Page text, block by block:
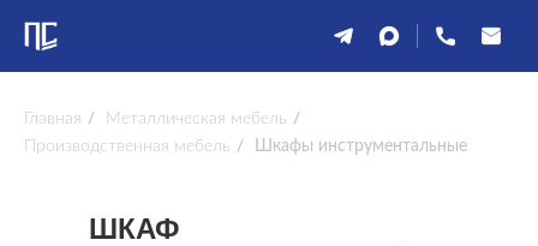
Главная / Металлическая мебель /
Производственная мебель / Шкафы инструментальные
ШКАФ